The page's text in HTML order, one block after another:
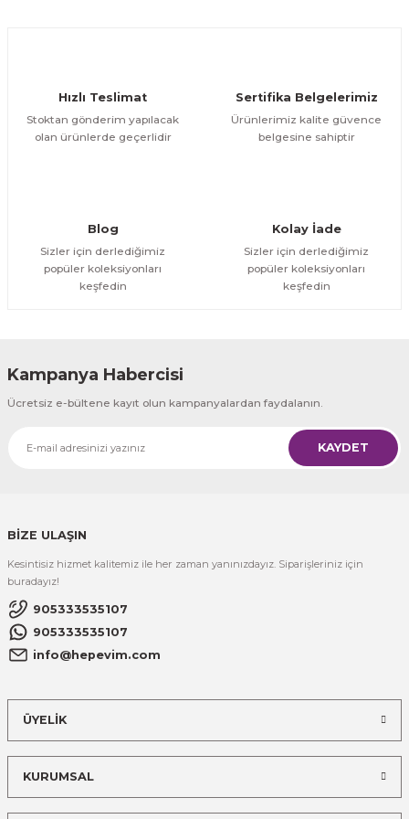
Bu ürüne benzer farklı alternatifler olmalı.
Hızlı Teslimat
Stoktan gönderim yapılacak
olan ürünlerde geçerlidir
Sertifika Belgelerimiz
Ürünlerimiz kalite güvence
belgesine sahiptir
Blog
Sizler için derlediğimiz
popüler koleksiyonları
keşfedin
Kolay İade
Sizler için derlediğimiz
popüler koleksiyonları
keşfedin
Kampanya Habercisi
Ücretsiz e-bültene kayıt olun kampanyalardan faydalanın.
KAYDET
BİZE ULAŞIN
Kesintisiz hizmet kalitemiz ile her zaman yanınızdayız. Siparişleriniz için
buradayız!
905333535107
905333535107
info@hepevim.com
ÜYELİK
KURUMSAL